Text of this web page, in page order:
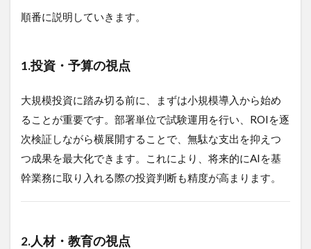
順番に説明していきます。
1.投資・予算の視点
大規模投資に踏み切る前に、まずは小規模導入から始め
ることが重要です。部署単位で試験運用を行い、ROIを逐
次検証しながら横展開することで、無駄な支出を抑えつ
つ成果を最大化できます。これにより、将来的にAIを基
幹業務に取り入れる際の投資判断も精度が高まります。
2.人材・教育の視点